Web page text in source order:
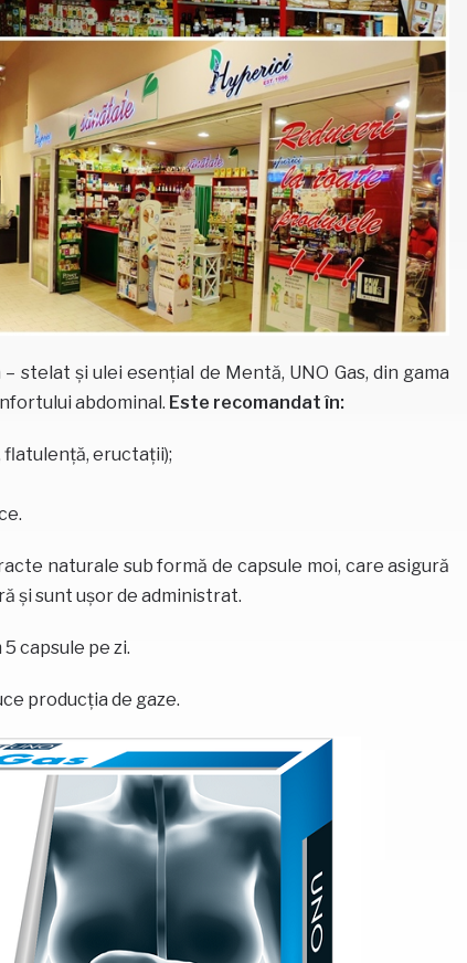
stelat și ulei esențial de Mentă, UNO Gas, din gama
abdominal. Este recomandat în:
flatulență, eructații);
naturale sub formă de capsule moi, care asigură
și sunt ușor de administrat.
capsule pe zi.
producția de gaze.